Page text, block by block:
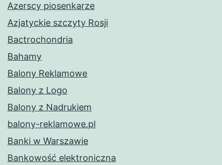
Azerscy piosenkarze
Azjatyckie szczyty Rosji
Bactrochondria
Bahamy
Balony Reklamowe
Balony z Logo
Balony z Nadrukiem
balony-reklamowe.pl
Banki w Warszawie
Bankowość elektroniczna